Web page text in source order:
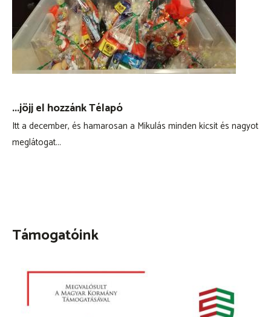
...jöjj el hozzánk Télapó
Itt a december, és hamarosan a Mikulás minden kicsit és nagyot
meglátogat...
Támogatóink